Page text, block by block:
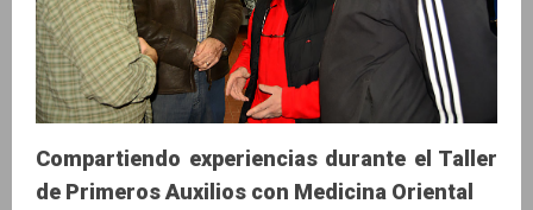
Compartiendo experiencias durante el Taller
de Primeros Auxilios con Medicina Oriental